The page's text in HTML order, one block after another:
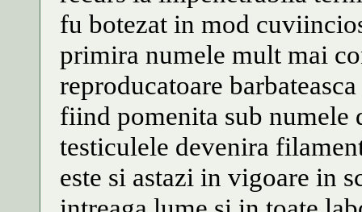
fu botezat in mod
primira numele mult mai
reproducatoare
fiind pomenita sub numele
testiculele devenira
este si astazi in vigoare in